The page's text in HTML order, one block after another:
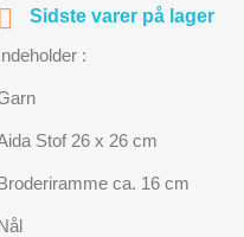

Sidste varer på lager
:
Stof 26 x 26 cm
ca. 16 cm